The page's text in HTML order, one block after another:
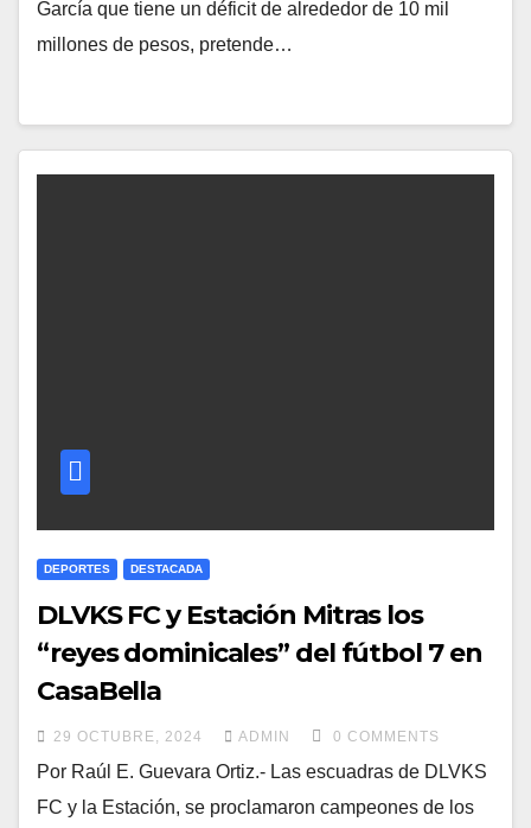
García que tiene un déficit de alrededor de 10 mil
millones de pesos, pretende…
DEPORTES DESTACADA
DLVKS FC y Estación Mitras los
“reyes dominicales” del fútbol 7 en
CasaBella
29 OCTUBRE, 2024 ADMIN 0 COMMENTS
Por Raúl E. Guevara Ortiz.- Las escuadras de DLVKS
FC y la Estación, se proclamaron campeones de los